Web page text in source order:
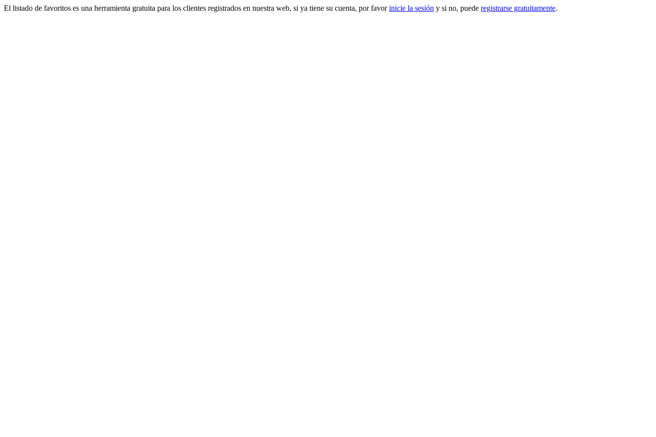
El listado de favoritos es una herramienta gratuita para los clientes registrados en nuestra web, si ya tiene su cuenta, por favorinicie la sesión y si no, puede registrarse gratuitamente.